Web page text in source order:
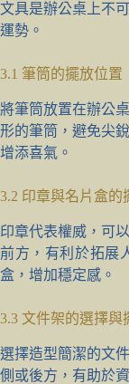
文具是辦公桌上不
運勢。
3.1 筆筒的擺放位置
將筆筒放置在辦公
形的筆筒，避免尖
增添喜氣。
3.2 印章與名片盒的
印章代表權威，可
前方，有利於拓展
盒，增加穩定感。
3.3 文件架的選擇與
選擇造型簡潔的文
側或後方，有助於